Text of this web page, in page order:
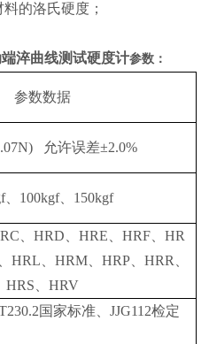
的洛氏硬度；
淬曲线测试硬度计参数：
参数数据
允许误差±2.0%
、 100kgf、 150kgf
、HRD 、HRE 、HRF 、HR
、HRL 、HRM 、HRP 、HRR
HRS 、HRV
国家标准、JJG112检定